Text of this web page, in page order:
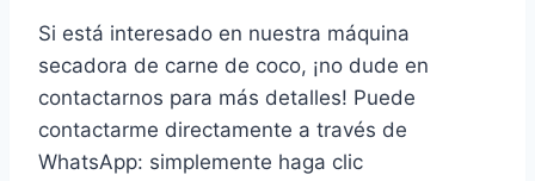
Si está interesado en nuestra máquina
secadora de carne de coco, ¡no dude en
contactarnos para más detalles! Puede
contactarme directamente a través de
WhatsApp: simplemente haga clic